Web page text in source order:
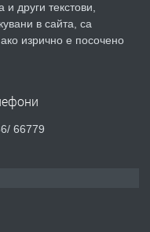
преди 1 година
- гр.
други текстови,
в сайта, са
изрично е посочено
66779